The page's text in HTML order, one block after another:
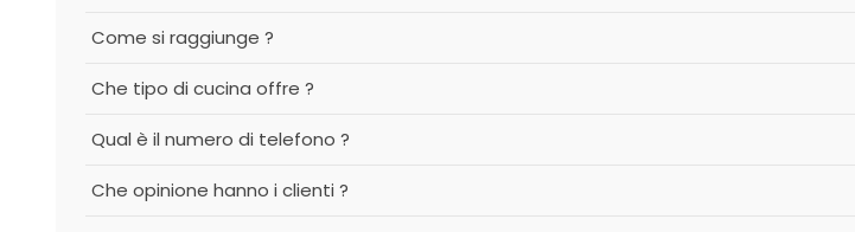
Come si raggiunge ?
Che tipo di cucina offre ?
Qual è il numero di telefono ?
Che opinione hanno i clienti ?